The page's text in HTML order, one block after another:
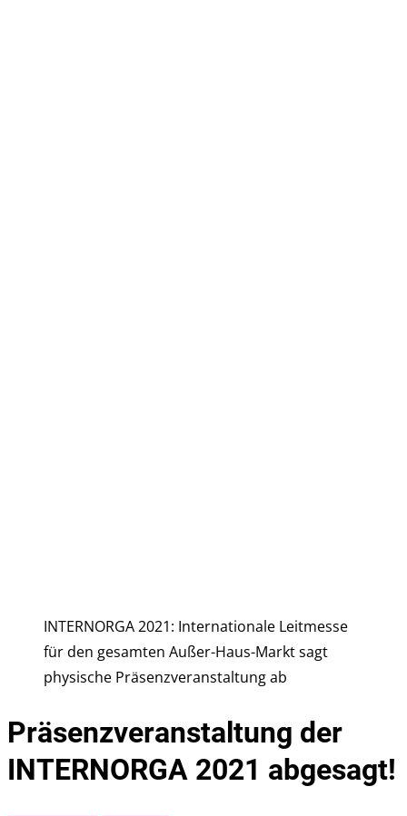
INTERNORGA 2021: Internationale Leitmesse
für den gesamten Außer-Haus-Markt sagt
physische Präsenzveranstaltung ab
Präsenzveranstaltung der
INTERNORGA 2021 abgesagt!